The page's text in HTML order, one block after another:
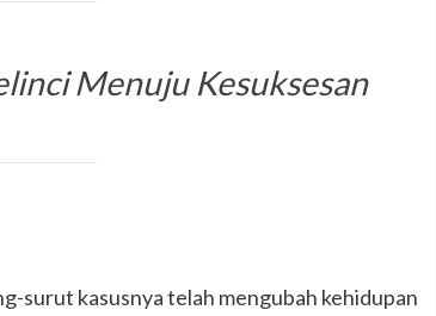
Menuju Kesuksesan
surut kasusnya telah mengubah kehidupan